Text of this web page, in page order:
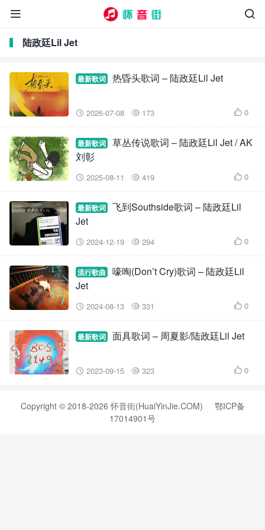


陆政廷Lil Jet
最新歌词 热昏头歌词 – 陆政廷Lil Jet
 2026-07-08  173  0
最新歌词
草丛传说歌词 – 陆政廷Lil Jet / AK
刘彰
 2025-08-11  419  0
最新歌词
飞到Southside歌词 – 陆政廷Lil
Jet
 2024-12-19  294  0
流行歌曲
嚎啕(Don’t Cry)歌词 – 陆政廷Lil
Jet
 2024-08-13  331  0
最新歌词 面具歌词 – 周夏影/陆政廷Lil Jet
 2023-09-15  323  0
Copyright © 2018-2026 怀音街(HuaiYinJie.COM)
鄂ICP备
17014901号